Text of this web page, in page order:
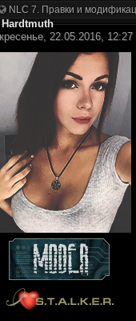
NLC 7. Правки и
Hardtmuth
22.05.2016,